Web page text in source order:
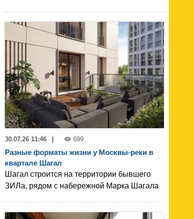
30.07.26 11:46 | 699
Разные форматы жизни у Москвы-реки в
квартале Шагал
Шагал строится на территории бывшего
ЗИЛа, рядом с набережной Марка Шагала